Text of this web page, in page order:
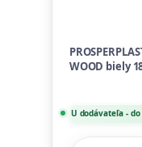
WOOD biely
U dodávateľa -